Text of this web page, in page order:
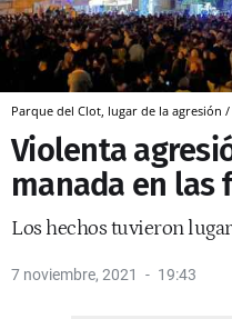
Parque del Clot, lugar de la agresión /
Violenta
manada en las
Los hechos tuvieron
7 noviembre, 2021 19:43